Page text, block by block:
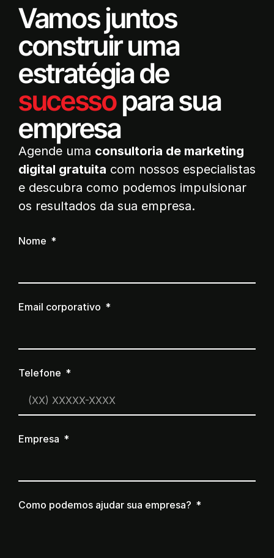
Vamos juntos
construir uma
estratégia de
sucessopara sua
empresa
Agende uma consultoria de marketing
digital gratuita com nossos especialistas
e descubra como podemos impulsionar
os resultados da sua empresa.
Nome
Email corporativo
Telefone
Empresa
Como podemos ajudar sua empresa?